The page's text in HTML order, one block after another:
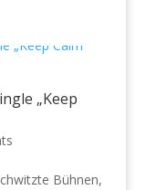
„Keep
Bühnen,